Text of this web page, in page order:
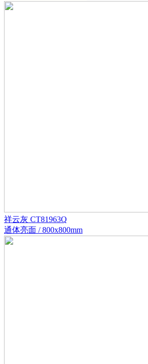
祥云灰 CT81963Q
通体亮面 / 800x800mm